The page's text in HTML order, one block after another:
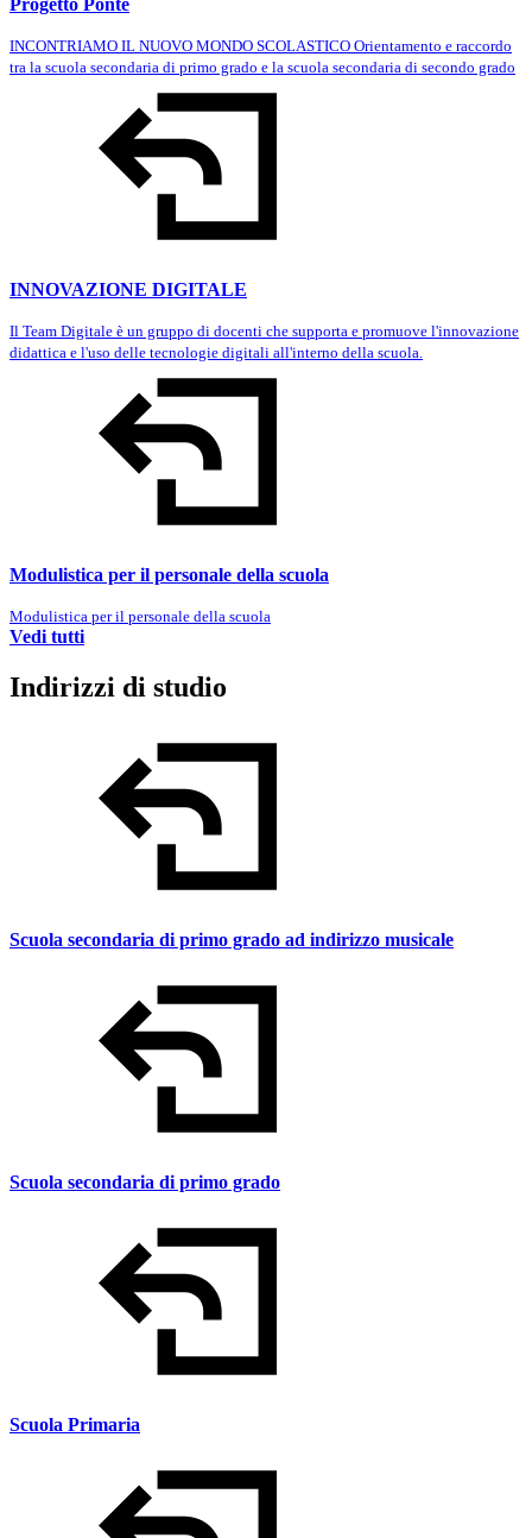
INCONTRIAMO IL NUOVO MONDO SCOLASTICO Orientamento e raccordo
tra la scuola secondaria di primo grado e la scuola secondaria di secondo grado
INNOVAZIONE DIGITALE
Il Team Digitale è un gruppo di docenti che supporta e promuove l'innovazione
didattica e l'uso delle tecnologie digitali all'interno della scuola.
Modulistica per il personale della scuola
Modulistica per il personale della scuola
Vedi tutti
Indirizzi di studio
Scuola secondaria di primo grado ad indirizzo musicale
Scuola secondaria di primo grado
Scuola Primaria